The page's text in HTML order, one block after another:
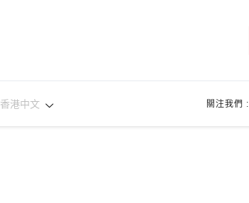
香港中文 關注我們 :